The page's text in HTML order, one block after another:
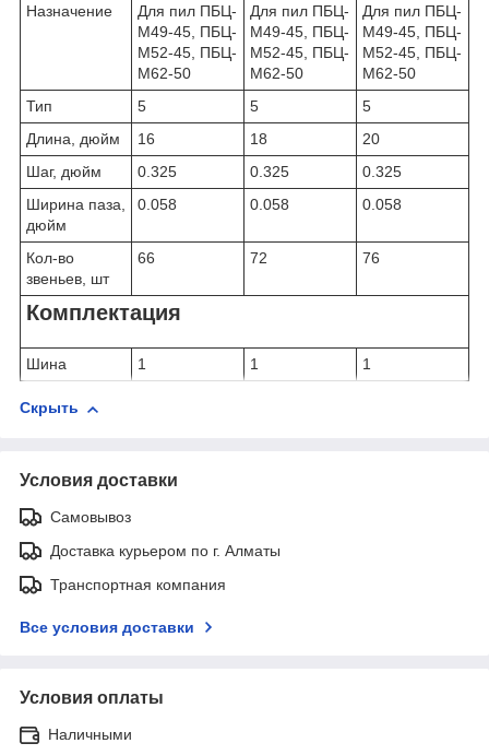
Назначение
Для пил ПБЦ-
М49-45, ПБЦ-
М52-45, ПБЦ-
М62-50
Для пил ПБЦ-
М49-45, ПБЦ-
М52-45, ПБЦ-
М62-50
Для пил ПБЦ-
М49-45, ПБЦ-
М52-45, ПБЦ-
М62-50
Тип
5 5
5
Длина, дюйм
16 18
20
Шаг, дюйм
0.325 0.325
0.325
Ширина паза,
дюйм
0.058 0.058 0.058
Кол-во
звеньев, шт
66 72 76
Комплектация
Шина 1 1 1
Скрыть
Условия доставки
Самовывоз
Доставка курьером по г. Алматы
Транспортная компания
Все условия доставки
Условия оплаты
Наличными